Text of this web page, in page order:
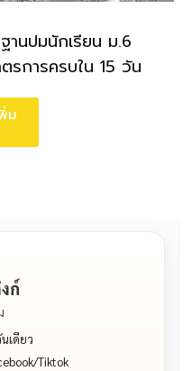
านปมนักเรียน ม.6
รการครบใน 15 วัน
ม
ก์
เดียว
Tiktok